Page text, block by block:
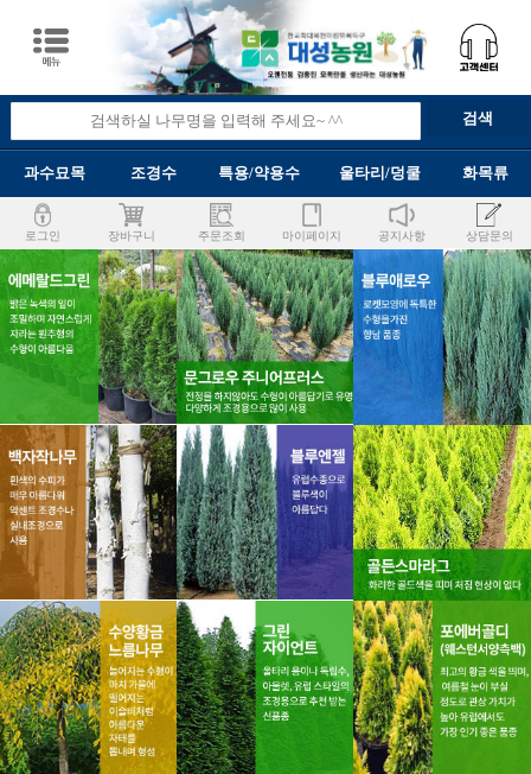
과수묘목 조경수 특용/약용수 울타리/덩쿨 화목류
로그인 장바구니 주문조회 마이페이지 공지사항 상담문의